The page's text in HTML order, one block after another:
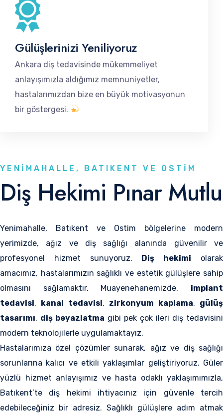
Gülüşlerinizi Yeniliyoruz
Ankara diş tedavisinde mükemmeliyet
anlayışımızla aldığımız memnuniyetler,
hastalarımızdan bize en büyük motivasyonun
bir göstergesi.
YENIMAHALLE, BATIKENT VE OSTIM
Diş Hekimi Pınar Mutlu
Yenimahalle, Batıkent ve Ostim bölgelerine modern
yerimizde, ağız ve diş sağlığı alanında güvenilir ve
profesyonel hizmet sunuyoruz. Diş hekimi olarak
amacımız, hastalarımızın sağlıklı ve estetik gülüşlere sahip
olmasını sağlamaktır. Muayenehanemizde, implant
tedavisi, kanal tedavisi, zirkonyum kaplama, gülüş
tasarımı, diş beyazlatma gibi pek çok ileri diş tedavisini
modern teknolojilerle uygulamaktayız.
Hastalarımıza özel çözümler sunarak, ağız ve diş sağlığı
sorunlarına kalıcı ve etkili yaklaşımlar geliştiriyoruz. Güler
yüzlü hizmet anlayışımız ve hasta odaklı yaklaşımımızla,
Batıkent’te diş hekimi ihtiyacınız için güvenle tercih
edebileceğiniz bir adresiz. Sağlıklı gülüşlere adım atmak